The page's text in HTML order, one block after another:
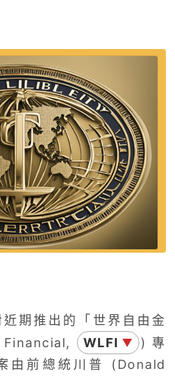
期推出的「世界自由金
WLFI ▼
) 專
由前總統川普 (Donald